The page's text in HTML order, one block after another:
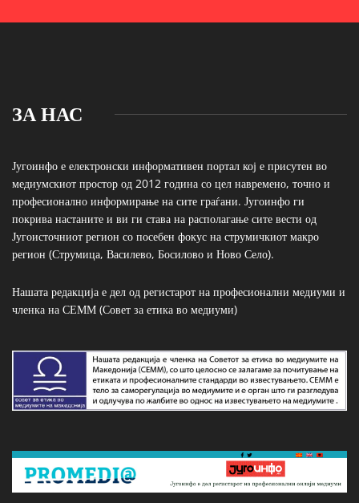
ЗА НАС
Југоинфо е електронски информативен портал кој е присутен во
медиумскиот простор од 2012 година со цел навремено, точно и
професионално информирање на сите граѓани. Југоинфо ги
покрива настаните и ви ги става на располагање сите вести од
Југоисточниот регион со посебен фокус на струмичкиот макро
регион (Струмица, Василево, Босилово и Ново Село).
Нашата редакција е дел од регистарот на професионални медиуми и
членка на СЕММ (Совет за етика во медиуми)